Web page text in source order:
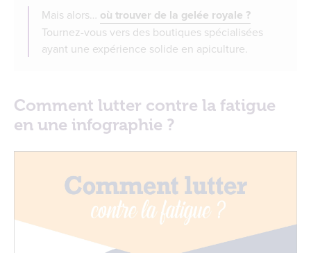
Mais alors… où trouver de la gelée royale ?
Tournez-vous vers des boutiques spécialisées
ayant une expérience solide en apiculture.
Comment lutter contre la fatigue
en une infographie ?